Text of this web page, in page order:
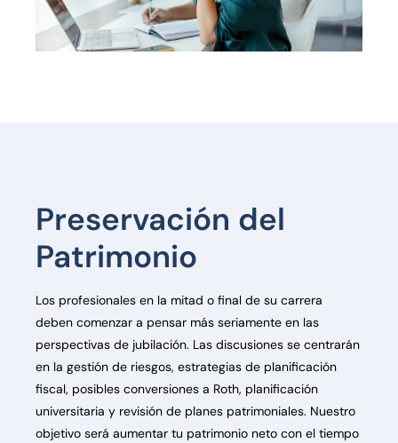
Preservación del
Patrimonio
Los profesionales en la mitad o final de su carrera
deben comenzar a pensar más seriamente en las
perspectivas de jubilación. Las discusiones se centrarán
en la gestión de riesgos, estrategias de planificación
fiscal, posibles conversiones a Roth, planificación
universitaria y revisión de planes patrimoniales. Nuestro
objetivo será aumentar tu patrimonio neto con el tiempo